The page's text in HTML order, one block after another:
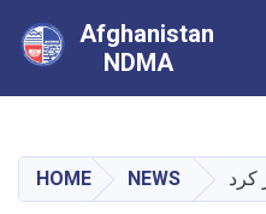
Afghanistan
NDMA
HOME NEWS کرد